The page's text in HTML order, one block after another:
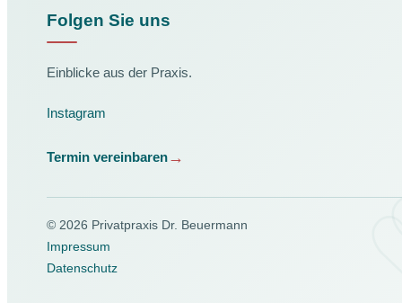
Folgen Sie uns
Einblicke aus der Praxis.
Instagram
Termin vereinbaren
© 2026 Privatpraxis Dr. Beuermann
Impressum
Datenschutz